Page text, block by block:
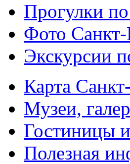
Прогулки
Фото Санкт-
Экскурсии
Карта
Музеи,
Гостиницы
Полезная